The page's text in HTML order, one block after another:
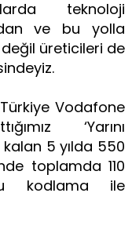
teknoloji
ve bu yolla
değil üreticileri de
Vodafone
‘Yarını
5 yılda 550
toplamda 110
kodlama ile